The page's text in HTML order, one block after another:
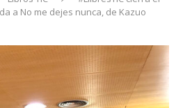
a No me dejes nunca, de Kazuo